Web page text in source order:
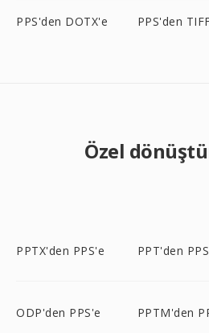
PPS'den DOTX'e PPS'den
Özel
PPTX'den PPS'e PPT'den
ODP'den PPS'e PPTM'den